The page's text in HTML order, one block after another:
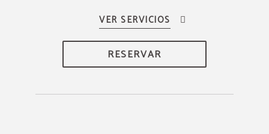
RESERVAR